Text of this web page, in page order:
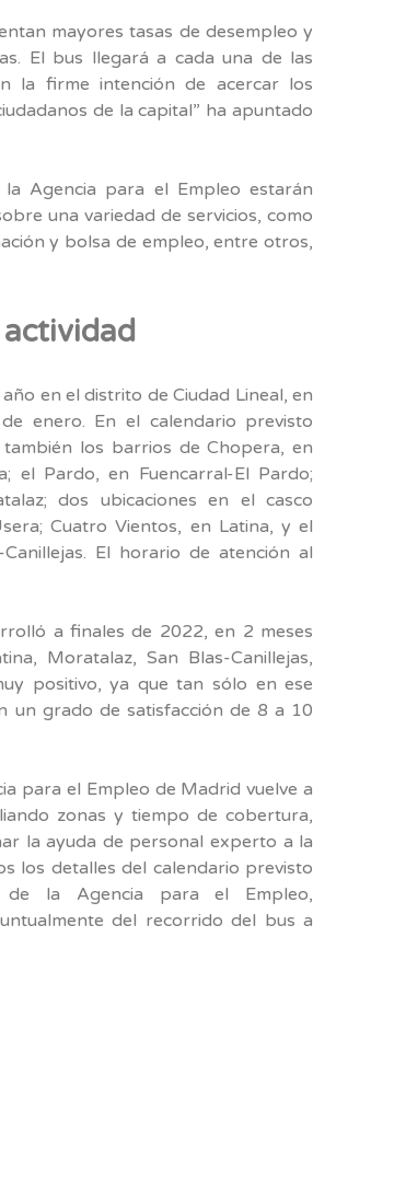
mayores tasas de desempleo y
El bus llegará a cada una de las
la firme intención de acercar los
de la capital” ha apuntado
Agencia para el Empleo estarán
una variedad de servicios, como
y bolsa de empleo, entre otros,
en el distrito de Ciudad Lineal, en
enero. En el calendario previsto
los barrios de Chopera, en
el Pardo, en Fuencarral-El Pardo;
dos ubicaciones en el casco
Cuatro Vientos, en Latina, y el
El horario de atención al
a finales de 2022, en 2 meses
Moratalaz, San Blas-Canillejas,
positivo, ya que tan sólo en ese
un grado de satisfacción de 8 a 10
para el Empleo de Madrid vuelve a
zonas y tiempo de cobertura,
la ayuda de personal experto a la
los detalles del calendario previsto
la Agencia para el Empleo,
del recorrido del bus a